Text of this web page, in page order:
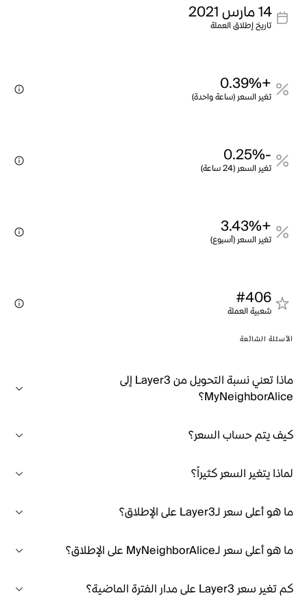
14 مارس 2021
تاريخ إطلاق العملة
+0.39%
تغير السعر (ساعة واحدة)
-0.25%
تغير السعر (24 ساعة)
+3.43%
تغير السعر (أسبوع)
#406
شعبية العملة
الأسئلة الشائعة
ماذا تعني نسبة التحويل من Layer3 إلى
MyNeighborAlice؟
كيف يتم حساب السعر؟
لماذا يتغير السعر كثيراً؟
ما هو أعلى سعر لـLayer3 على الإطلاق؟
ما هو أعلى سعر لـMyNeighborAlice على الإطلاق؟
كم تغير سعر Layer3 على مدار الفترة الماضية؟